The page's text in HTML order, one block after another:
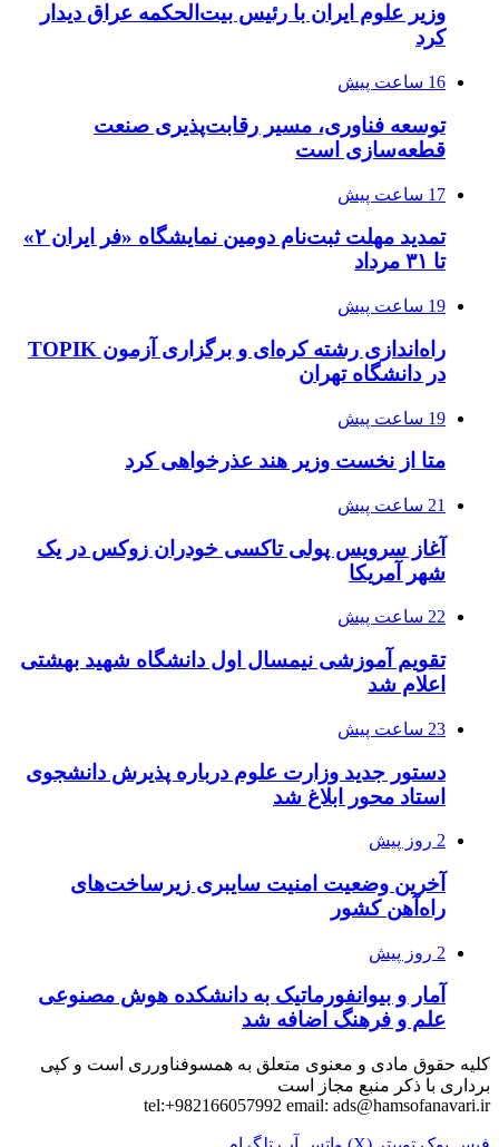
وزیر علوم ایران با رئیس بیت‌الحکمه عراق دیدار
کرد
16 ساعت پیش
توسعه فناوری، مسیر رقابت‌پذیری صنعت
قطعه‌سازی است
17 ساعت پیش
تمدید مهلت ثبت‌نام دومین نمایشگاه «فر ایران ۲»
تا ۳۱ مرداد
19 ساعت پیش
راه‌اندازی رشته کره‌ای و برگزاری آزمون TOPIK
در دانشگاه تهران
19 ساعت پیش
متا از نخست وزیر هند عذرخواهی کرد
21 ساعت پیش
آغاز سرویس پولی تاکسی خودران زوکس در یک
شهر آمریکا
22 ساعت پیش
تقویم آموزشی نیمسال اول دانشگاه شهید بهشتی
اعلام شد
23 ساعت پیش
دستور جدید وزارت علوم درباره پذیرش دانشجوی
استاد محور ابلاغ شد
2 روز پیش
آخرین وضعیت امنیت سایبری زیرساخت‌های
راه‌آهن کشور
2 روز پیش
آمار و بیوانفورماتیک به دانشکده هوش مصنوعی
علم و فرهنگ اضافه شد
کلیه حقوق مادی و معنوی متعلق به همسوفناورری است و کپی
برداری با ذکر منبع مجاز است
tel:+982166057992 email: ads@hamsofanavari.ir